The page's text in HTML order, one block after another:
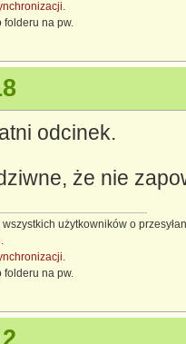
folderu na pw.
odcinek.
że nie
wszystkich użytkowników o
folderu na pw.